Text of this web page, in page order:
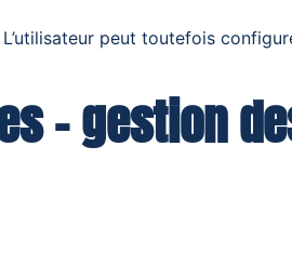
peut toutefois
– gestion